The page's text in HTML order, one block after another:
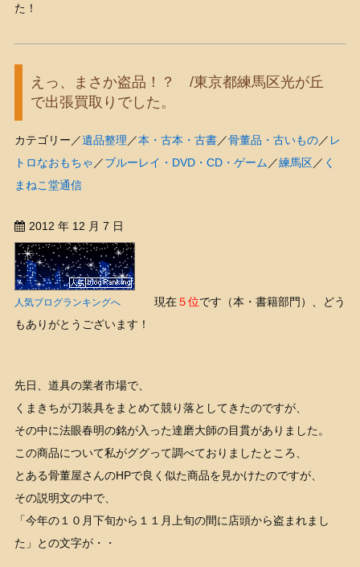
た！
えっ、まさか盗品！？ /東京都練馬区光が丘
で出張買取りでした。
カテゴリー／遺品整理 ／本・古本・古書／骨董品・古いもの／ レ
トロなおもちゃ ／ブルーレイ・DVD・CD・ゲーム ／練馬区／ く
まねこ堂通信
2012 年 12 月 7 日
人気ブログランキングへ現在５位です（本・書籍部門）、どう
もありがとうございます！
先日、道具の業者市場で、
くまきちが刀装具をまとめて競り落としてきたのですが、
その中に法眼春明の銘が入った達磨大師の目貫がありました。
この商品について私がググって調べておりましたところ、
とある骨董屋さんのHPで良く似た商品を見かけたのですが、
その説明文の中で、
「今年の１０月下旬から１１月上旬の間に店頭から盗まれまし
た」との文字が・・